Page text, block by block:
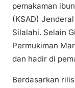
pemakaman
(KSAD)
Silalahi. Selain
Permukiman
dan hadir di
Berdasarkan